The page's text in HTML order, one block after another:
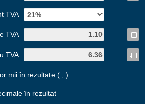
TVA
TVA
TVA
mii în rezultate ( , )
în rezultat